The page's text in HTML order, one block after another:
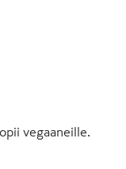
vegaaneille.